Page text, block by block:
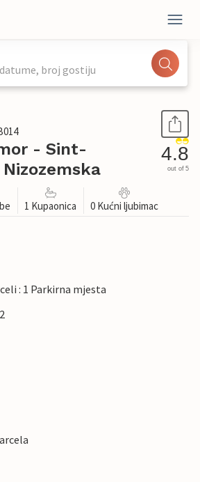
broj gostiju
- Sint-
4.8
out of 5
1 Kupaonica 0 Kućni ljubimac
: 1 Parkirna mjesta